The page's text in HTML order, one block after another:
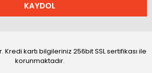
KAYDOL
Kredi kartı bilgileriniz 256bit SSL sertifikası ile
korunmaktadır.